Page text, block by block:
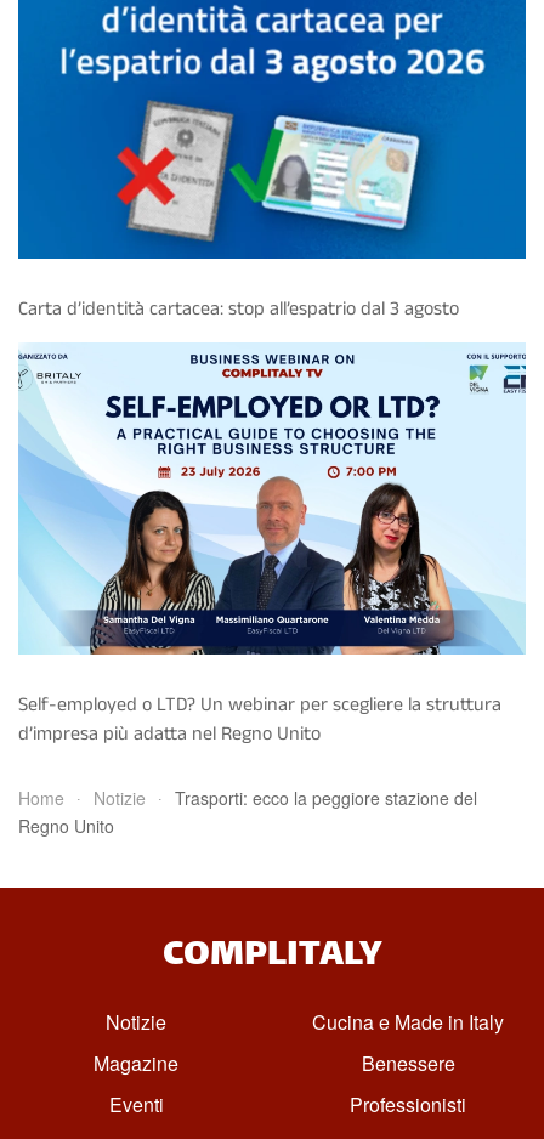
Carta d’identità cartacea: stop all’espatrio dal 3 agosto
Self-employed o LTD? Un webinar per scegliere la struttura
d’impresa più adatta nel Regno Unito
Home Notizie
Trasporti: ecco la peggiore stazione del
Regno Unito
COMPLITALY
Notizie
Magazine
Eventi
Cucina e Made in Italy
Benessere
Professionisti